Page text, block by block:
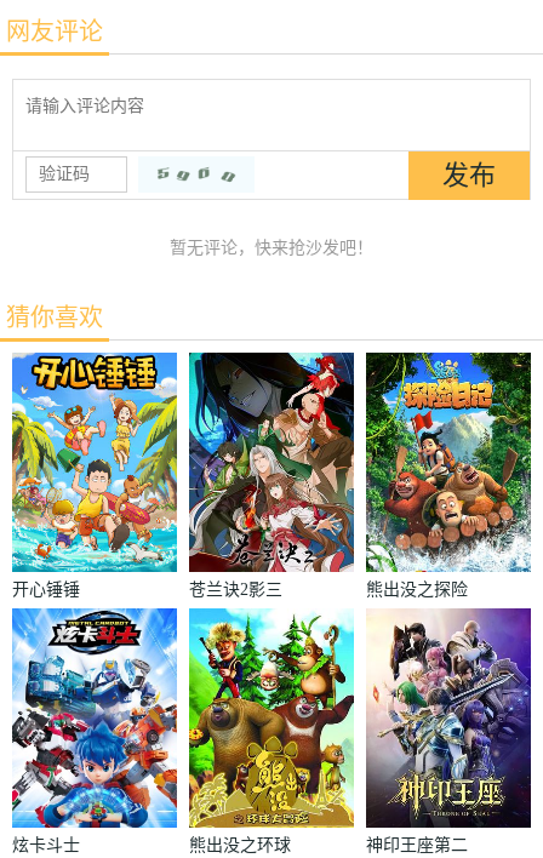
网友评论
暂无评论，快来抢沙发吧！
猜你喜欢
开心锤锤
苍兰诀2影三
界篇
熊出没之探险
日记
炫卡斗士
熊出没之环球
神印王座第二